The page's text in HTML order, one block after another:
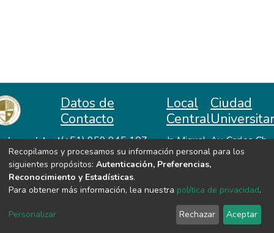
Huanta
Datos de
Contacto
(+51) 959 945 107
repositorio@unah.edu.pe
https://www.unah.edu.pe
Local
Central
Jr. Miguel
Lazón No
370
Huanta -
Ayacucho
Ciudad
Av. Carlos Ch.
Hiraoka
Huanta -
Ayacucho
VER MIS ESTADÍSTICAS
Recopilamos y procesamos su información personal para los
siguientes propósitos: Autenticación, Preferencias,
Reconocimiento y Estadísticas.
Para obtener más información, lea nuestra política de privacidad.
Personalizar Rechazar Aceptar